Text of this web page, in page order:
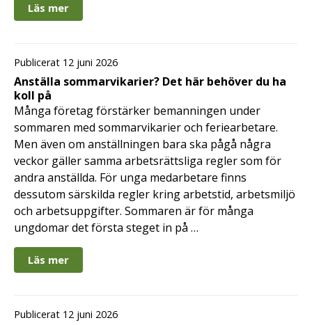
Läs mer
Publicerat 12 juni 2026
Anställa sommarvikarier? Det här behöver du ha
koll på
Många företag förstärker bemanningen under
sommaren med sommarvikarier och feriearbetare.
Men även om anställningen bara ska pågå några
veckor gäller samma arbetsrättsliga regler som för
andra anställda. För unga medarbetare finns
dessutom särskilda regler kring arbetstid, arbetsmiljö
och arbetsuppgifter. Sommaren är för många
ungdomar det första steget in på …
Läs mer
Publicerat 12 juni 2026